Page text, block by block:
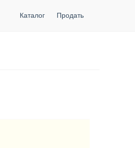
Каталог Продать